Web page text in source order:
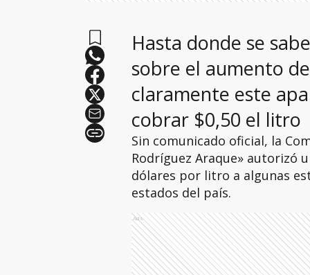
Hasta donde se
sobre el aumento
claramente este
cobrar $0,50 el litro
Sin comunicado oficial, la
Rodríguez Araque» autorizó
dólares por litro a algunas
estados del país.
Ads